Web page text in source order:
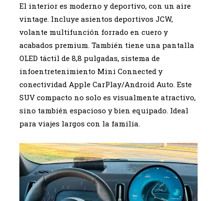
El interior es moderno y deportivo, con un aire
vintage. Incluye asientos deportivos JCW,
volante multifunción forrado en cuero y
acabados premium. También tiene una pantalla
OLED táctil de 8,8 pulgadas, sistema de
infoentretenimiento Mini Connected y
conectividad Apple CarPlay/Android Auto. Este
SUV compacto no solo es visualmente atractivo,
sino también espacioso y bien equipado. Ideal
para viajes largos con la familia.